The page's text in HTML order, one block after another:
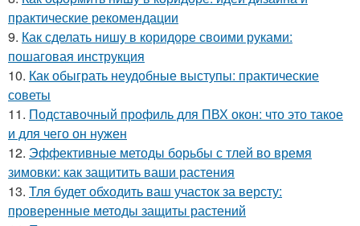
практические рекомендации
9. Как сделать нишу в коридоре своими руками:
пошаговая инструкция
10. Как обыграть неудобные выступы: практические
советы
11. Подставочный профиль для ПВХ окон: что это такое
и для чего он нужен
12. Эффективные методы борьбы с тлей во время
зимовки: как защитить ваши растения
13. Тля будет обходить ваш участок за версту:
проверенные методы защиты растений